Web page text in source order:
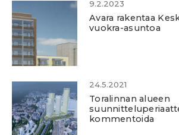
9.2.2023
Avara rakentaa
vuokra-asuntoa
24.5.2021
Toralinnan alueen
kommentoida